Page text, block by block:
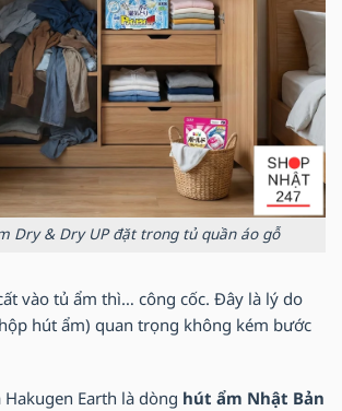
Dry & Dry UP đặt trong tủ quần áo gỗ
vào tủ ẩm thì… công cốc. Đây là lý do
hút ẩm) quan trọng không kém bước
Earth là dòng hút ẩm Nhật Bản